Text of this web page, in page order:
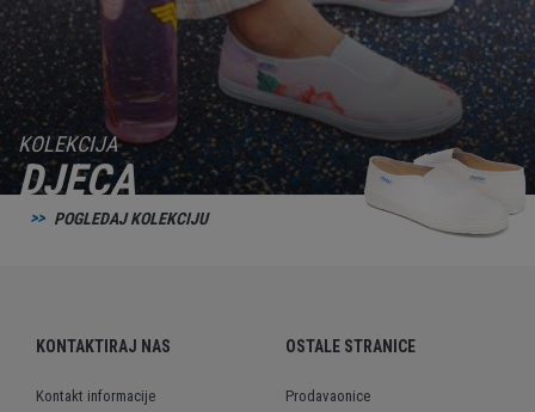
KOLEKCIJA
DJECA
POGLEDAJ KOLEKCIJU
KONTAKTIRAJ NAS
Kontakt informacije
OSTALE STRANICE
Prodavaonice